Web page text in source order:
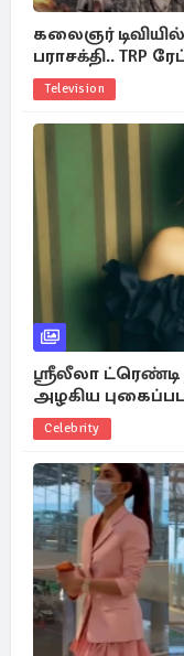
கலைஞர்
பராசக்தி.. TRP
Television
ஸ்ரீலீலா
அழகிய
Celebrity